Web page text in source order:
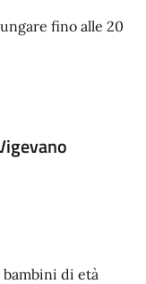
fino alle 20
di età